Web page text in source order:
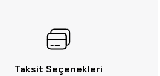
Taksit Seçenekleri